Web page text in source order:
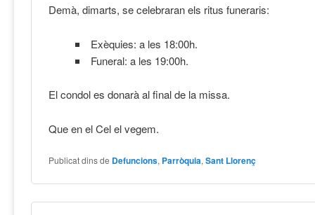
Demà, dimarts, se celebraran els ritus funeraris:
Exèquies: a les 18:00h.
Funeral: a les 19:00h.
El condol es donarà al final de la missa.
Que en el Cel el vegem.
Publicat dins de Defuncions, Parròquia,Sant Llorenç